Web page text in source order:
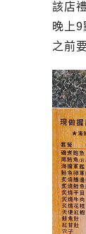
該店
晚上
之前